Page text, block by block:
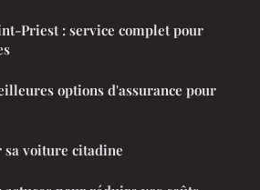
Priest : service complet pour
options d'assurance pour
voiture citadine